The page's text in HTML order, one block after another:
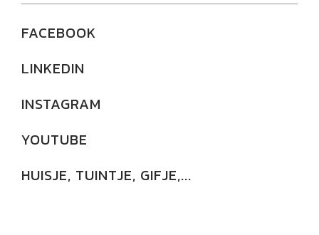
FACEBOOK
LINKEDIN
INSTAGRAM
YOUTUBE
HUISJE, TUINTJE, GIFJE,...